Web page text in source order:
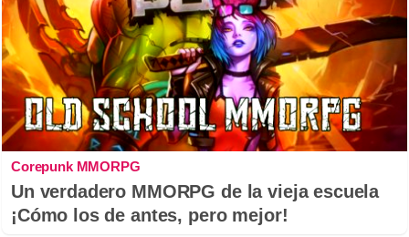
Corepunk MMORPG
Un verdadero MMORPG de la vieja escuela
¡Cómo los de antes, pero mejor!